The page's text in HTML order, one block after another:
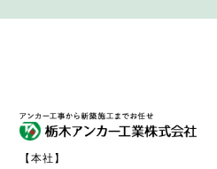
【本社】